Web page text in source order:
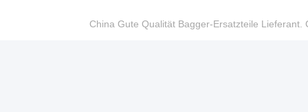
China Gute Qualität Bagger-Ersatzteile